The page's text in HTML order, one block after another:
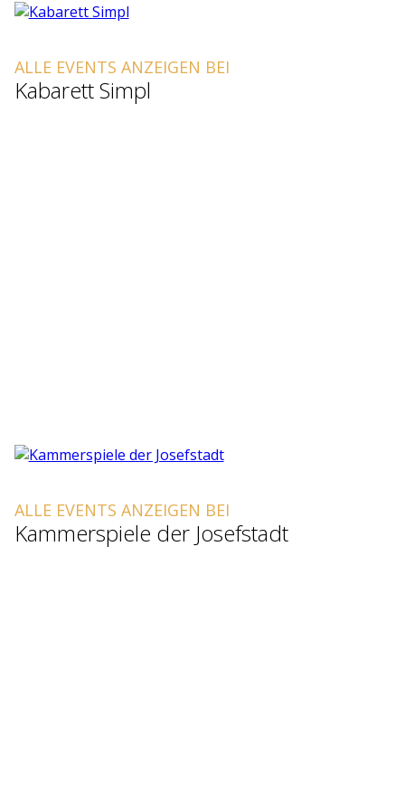
ALLE EVENTS ANZEIGEN BEI
Kabarett Simpl
ALLE EVENTS ANZEIGEN BEI
Kammerspiele der Josefstadt